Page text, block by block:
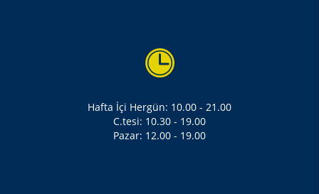
Hafta İçi Hergün: 10.00 - 21.00
C.tesi: 10.30 - 19.00
Pazar: 12.00 - 19.00